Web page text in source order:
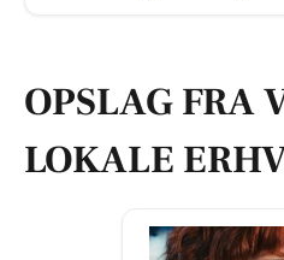
OPSLAG FRA
LOKALE